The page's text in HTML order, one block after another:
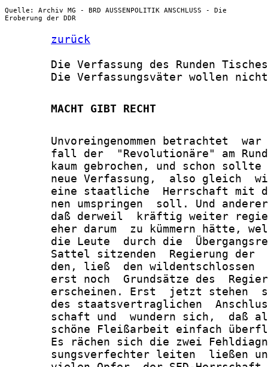
Quelle: Archiv MG - BRD AUSSENPOLITIK ANSCHLUSS - Die
Eroberung der DDR
zurück
Die Verfassung des Runden
Die Verfassungsväter wollen
       MACHT GIBT RECHT
Unvoreingenommen betrachtet
fall der  "Revolutionäre" am
kaum gebrochen, und schon
neue Verfassung,  also gleich
eine staatliche  Herrschaft mit
nen umspringen  soll. Und
daß derweil  kräftig weiter
eher darum  zu kümmern hätte,
die Leute  durch die
Sattel sitzenden  Regierung der
den, ließ  den wildentschlossen
erst noch  Grundsätze des
erscheinen. Erst  jetzt stehen
des staatsvertraglichen
schaft und  wundern sich,  daß
schöne Fleißarbeit einfach
Es rächen sich die zwei
sungsverfechter leiten  ließen